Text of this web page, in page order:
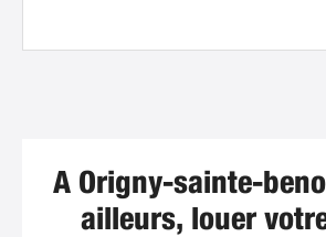
A Origny-sainte-
ailleurs, louer